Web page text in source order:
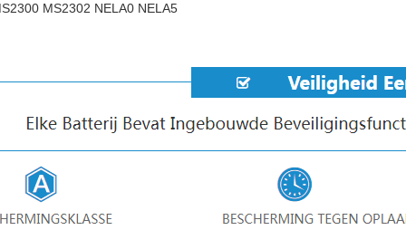
MS2302 NELA0 NELA5